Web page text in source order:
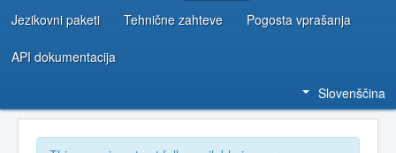
Jezikovni paketi Tehnične zahteve Pogosta vprašanja
API dokumentacija
Slovenščina